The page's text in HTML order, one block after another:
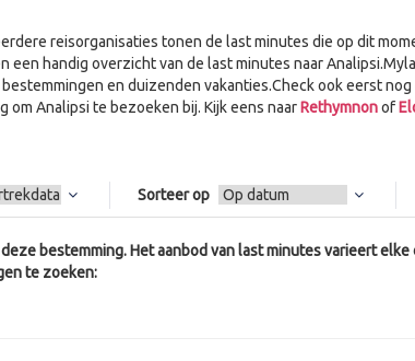
reisorganisaties tonen de last minutes die op dit
handig overzicht van de last minutes naar
en duizenden vakanties.Check ook eerst nog
om Analipsi te bezoeken bij. Kijk eens naarRethymnonof
Sorteer op
bestemming. Het aanbod van last minutes varieert elke
te zoeken: